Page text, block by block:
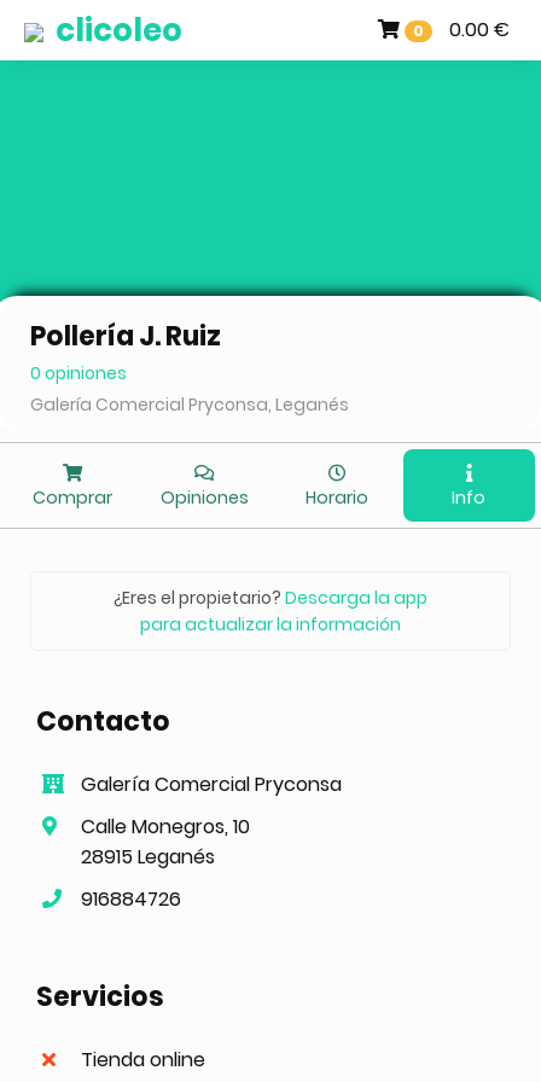
0 0.00 €
clicoleo
Pollería J. Ruiz
0 opiniones
Galería Comercial Pryconsa, Leganés
Comprar Opiniones Horario Info
¿Eres el propietario? Descarga la app
para actualizar la información
Contacto
Galería Comercial Pryconsa
Calle Monegros, 10
28915 Leganés
916884726
Servicios
Tienda online